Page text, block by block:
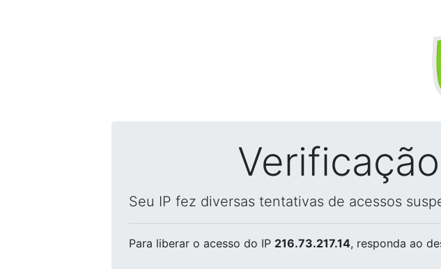
Seu IP fez diversas tentativas de acessos
Para liberar o acesso do IP 216.73.217.14, responda ao